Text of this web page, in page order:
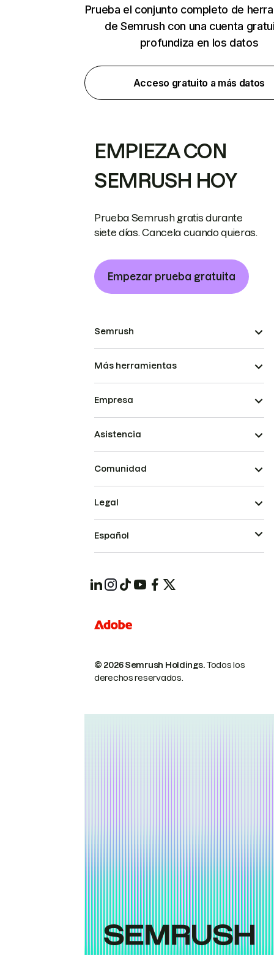
Prueba el conjunto completo de
de Semrush con una cuenta
profundiza en los datos
Acceso gratuito a más datos
EMPIEZA CON
SEMRUSH HOY
Prueba Semrush gratis durante
siete días. Cancela cuando quieras.
Empezar prueba gratuita
Semrush
Más herramientas
Empresa
Asistencia
Comunidad
© 2026 Semrush Holdings.Todos los
derechos reservados.
Legal
Español